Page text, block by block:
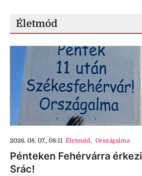
Életmód
2026. 08. 07., 08:11 Életmód, Országalma
Pénteken Fehérvárra
Srác!